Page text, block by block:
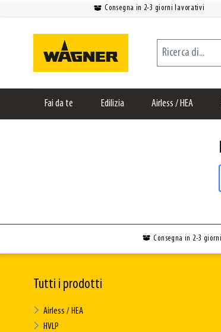
Consegna in 2-3 giorni lavorativi
Ricerca di...
Fai da te Edilizia Airless / HEA
Consegna in 2-3
Tutti i prodotti
Airless / HEA
HVLP